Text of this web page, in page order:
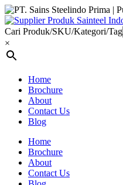
Cari Produk/SKU/Kategori/Tag
×
Home
Brochure
About
Contact Us
Blog
Home
Brochure
About
Contact Us